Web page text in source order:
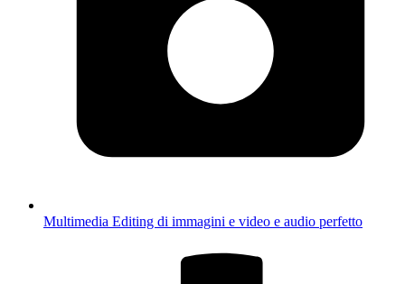
Multimedia Editing di immagini e video e audio perfetto